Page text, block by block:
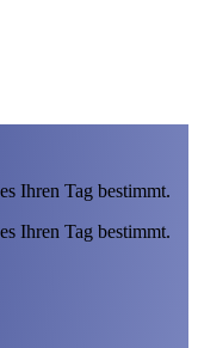
Ihren Tag bestimmt.
Ihren Tag bestimmt.